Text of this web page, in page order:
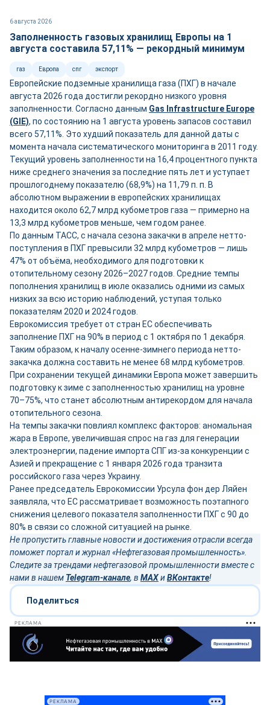
6 августа 2026
Заполненность газовых хранилищ Европы на 1
августа составила 57,11% — рекордный минимум
газ Европа спг экспорт
Европейские подземные хранилища газа (ПХГ) в начале
августа 2026 года достигли рекордно низкого уровня
заполненности. Согласно данным Gas Infrastructure Europe
(GIE), по состоянию на 1 августа уровень запасов составил
всего 57,11%. Это худший показатель для данной даты с
момента начала систематического мониторинга в 2011 году.
Текущий уровень заполненности на 16,4 процентного пункта
ниже среднего значения за последние пять лет и уступает
прошлогоднему показателю (68,9%) на 11,79 п. п. В
абсолютном выражении в европейских хранилищах
находится около 62,7 млрд кубометров газа — примерно на
13,3 млрд кубометров меньше, чем годом ранее.
По данным ТАСС, с начала сезона закачки в апреле нетто-
поступления в ПХГ превысили 32 млрд кубометров — лишь
47% от объёма, необходимого для подготовки к
отопительному сезону 2026–2027 годов. Средние темпы
пополнения хранилищ в июле оказались одними из самых
низких за всю историю наблюдений, уступая только
показателям 2020 и 2024 годов.
Еврокомиссия требует от стран ЕС обеспечивать
заполнение ПХГ на 90% в период с 1 октября по 1 декабря.
Таким образом, к началу осенне-зимнего периода нетто-
закачка должна составить не менее 68 млрд кубометров.
При сохранении текущей динамики Европа может завершить
подготовку к зиме с заполненностью хранилищ на уровне
70–75%, что станет абсолютным антирекордом для начала
отопительного сезона.
На темпы закачки повлиял комплекс факторов: аномальная
жара в Европе, увеличившая спрос на газ для генерации
электроэнергии, падение импорта СПГ из-за конкуренции с
Азией и прекращение с 1 января 2026 года транзита
российского газа через Украину.
Ранее председатель Еврокомиссии Урсула фон дер Ляйен
заявляла, что ЕС рассматривает возможность поэтапного
снижения целевого показателя заполненности ПХГ с 90 до
80% в связи со сложной ситуацией на рынке.
Не пропустить главные новости и достижения отрасли всегда
поможет портал и журнал «Нефтегазовая промышленность».
Следите за трендами нефтегазовой промышленности вместе с
нами в нашем Telegram-канале, в MAXиВКонтакте!
Поделиться
РЕКЛАМА
РЕКЛАМА